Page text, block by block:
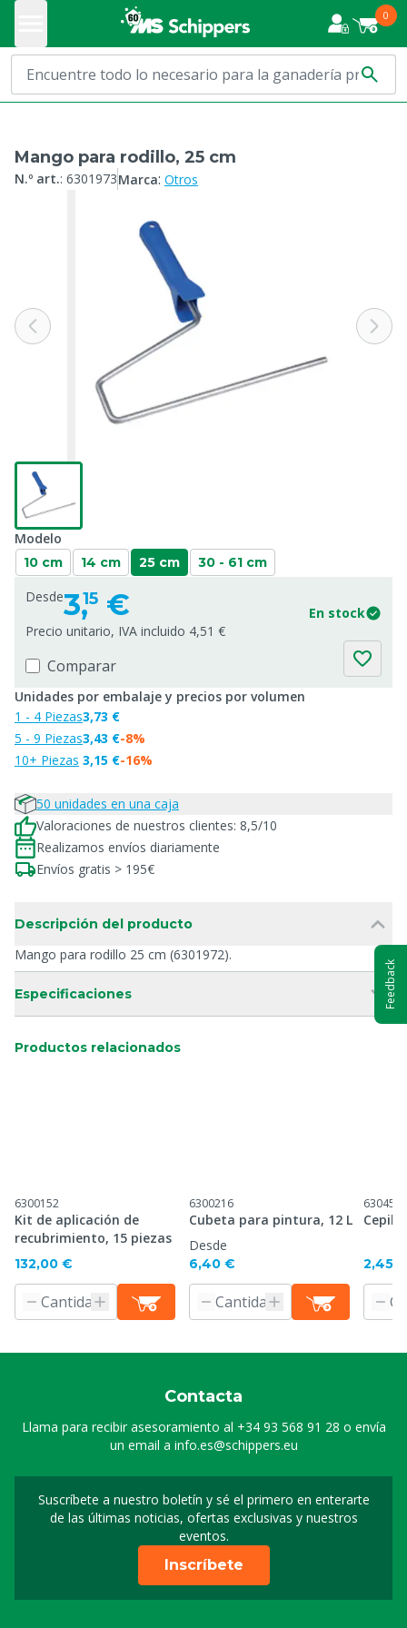
0
Mango para rodillo, 25 cm
N.º art.: 6301973Marca: Otros
Modelo
10 cm 14 cm 25 cm 30 - 61 cm
Desde3,15 €
En stock
Precio unitario, IVA incluido 4,51 €
Comparar
Unidades por embalaje y precios por volumen
1 - 4 Piezas
5 - 9 Piezas
10+ Piezas
3,73 €
3,43 €
3,15 €
-8%
-16%
50 unidades en una caja
Valoraciones de nuestros clientes: 8,5/10
Realizamos envíos diariamente
Envíos gratis > 195€
Descripción del producto
Mango para rodillo 25 cm (6301972).
Especificaciones
Productos relacionados
6300152
Kit de aplicación de
recubrimiento, 15 piezas
132,00 €
6300216
Cubeta para pintura, 12 L
Desde
6,40 €
6304500
2,45 €
Contacta
Llama para recibir asesoramiento al +34 93 568 91 28 o envía
un email a info.es@schippers.eu
Suscríbete a nuestro boletín y sé el primero en enterarte
de las últimas noticias, ofertas exclusivas y nuestros
eventos.
Suscripción a nuestro
Inscríbete
Feedback